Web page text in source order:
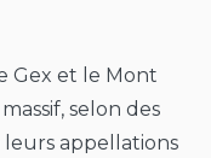
Gex et le Mont
selon des
leurs appellations